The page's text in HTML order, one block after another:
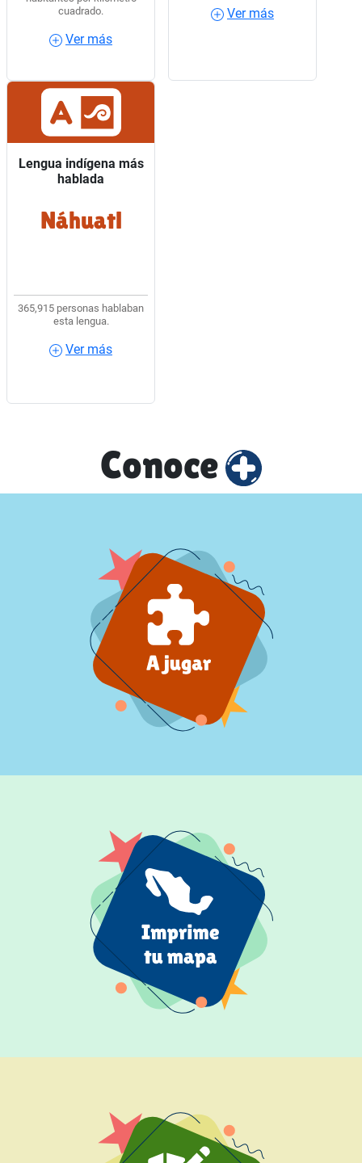
cuadrado.
Ver más
Ver más
Lengua indígena más
hablada
Náhuatl
365,915 personas hablaban
esta lengua.
Ver más
Lengua indígena más
hablada
6 de cada 10 hablantes
de lengua indígena
Ver más
Conoce